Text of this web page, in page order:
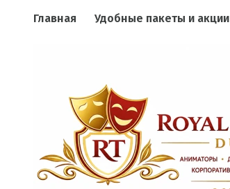
Главная Удобные пакеты и акции